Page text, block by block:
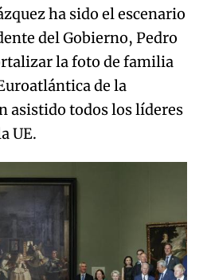
Try again
ha sido el escenario
del Gobierno, Pedro
la foto de familia
de la
asistido todos los líderes
UE.